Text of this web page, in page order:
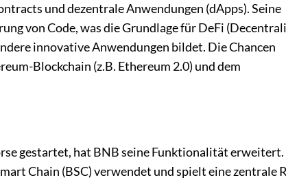
und dezentrale Anwendungen (dApps). Seine
von Code, was die Grundlage für DeFi
innovative Anwendungen bildet. Die Chancen
Blockchain (z.B. Ethereum 2.0) und dem
gestartet, hat BNB seine Funktionalität erweitert.
Chain (BSC) verwendet und spielt eine zentrale